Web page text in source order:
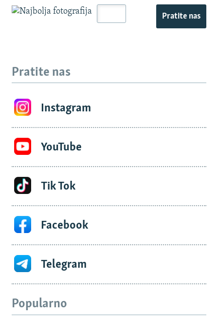
Pratite nas
Pratite nas
Instagram
YouTube
Tik Tok
Facebook
Telegram
Popularno